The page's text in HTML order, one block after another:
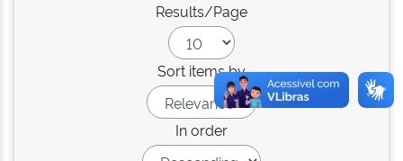
Results/Page
Sort items by
In order